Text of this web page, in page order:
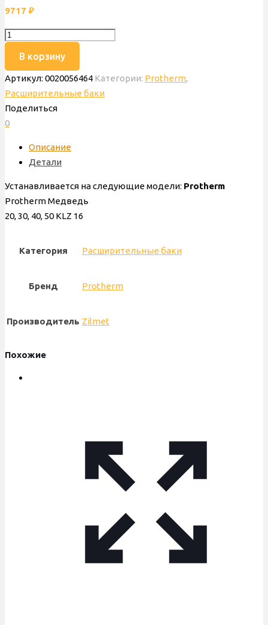
9717 ₽
Количество
расширительный
Protherm
KLZ,
3,9
Zilmet,
цилиндрический
0020056464
В корзину
Артикул: 0020056464 Категории: Protherm,
Расширительные баки
Поделиться
0
Описание
Детали
Устанавливается на следующие модели: Protherm
Protherm Медведь
20, 30, 40, 50 KLZ 16
Категория Расширительные баки
Бренд Protherm
Производитель Zilmet
Похожие